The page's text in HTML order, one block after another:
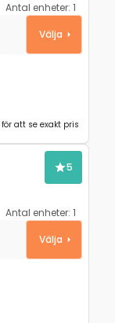
Antal enheter: 1
Välja
för att se exakt pris
5
Antal enheter: 1
Välja